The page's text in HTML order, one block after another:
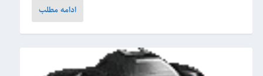
ادامه مطلب